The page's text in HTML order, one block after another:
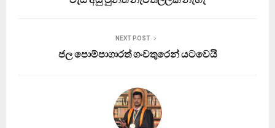
NEXT POST
ජල පොම්පාගාරත් ගංවතුරෙන් යටවෙයි